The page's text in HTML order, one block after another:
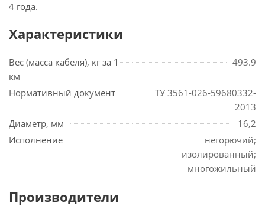
4 года.
Характеристики
Вес (масса кабеля), кг за 1
км
493.9
Нормативный документ
ТУ 3561-026-59680332-
2013
Диаметр, мм
16,2
Исполнение
негорючий;
изолированный;
многожильный
Производители